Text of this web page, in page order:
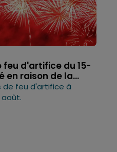
feu d'artifice du 15-
en raison de la...
de feu d'artifice à
août.